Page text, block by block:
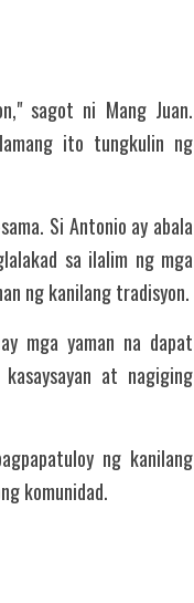
sagot ni Mang Juan.
ito tungkulin ng
Si Antonio ay abala
sa ilalim ng mga
ng kanilang tradisyon.
mga yaman na dapat
at nagiging
ng kanilang
komunidad.